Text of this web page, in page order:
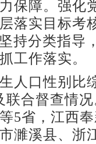
保障。强化
落实目标考
持分类指导
工作落实。
口性别比
联合督查情
5省，江西
濉溪县、浙